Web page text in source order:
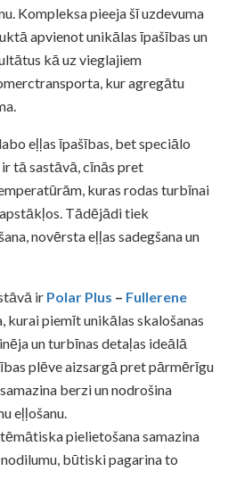
Kompleksa pieeja šī uzdevuma
apvienot unikālas īpašības un
kā uz vieglajiem
kur agregātu
eļļas īpašības, bet speciālo
tā sastāvā, cīnās pret
kuras rodas turbīnai
Tādējādi tiek
novērsta eļļas sadegšana un
ir Polar Plus – Fullerene
kurai piemīt unikālas skalošanas
un turbīnas detaļas ideālā
plēve aizsargā pret pārmērīgu
berzi un nodrošina
eļļošanu.
pielietošana samazina
būtiski pagarina to